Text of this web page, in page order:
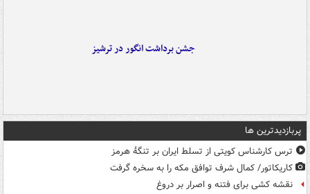
جشن برداشت انگور در ترشیز
پربازدیدترین ها
ترس کارشناس کویتی از تسلط ایران بر تنگۀ هرمز
کاریکاتور/ کمال شرف توافق مکه را به سخره گرفت
نقشه کشی برای فتنه و اصرار بر دروغ